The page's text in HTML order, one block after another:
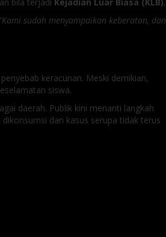
“Kami sudah menyampaikan keberatan, dan
keracunan. Meski demikian,
siswa.
daerah. Publik kini menanti langkah
dan kasus serupa tidak terus